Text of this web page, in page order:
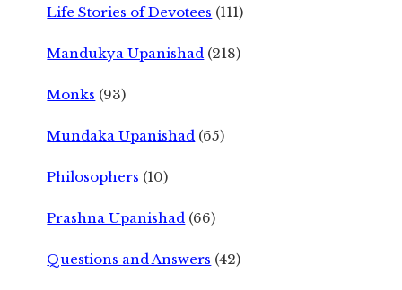
Life Stories of Devotees (111)
Mandukya Upanishad (218)
Monks (93)
Mundaka Upanishad (65)
Philosophers (10)
Prashna Upanishad (66)
Questions and Answers (42)